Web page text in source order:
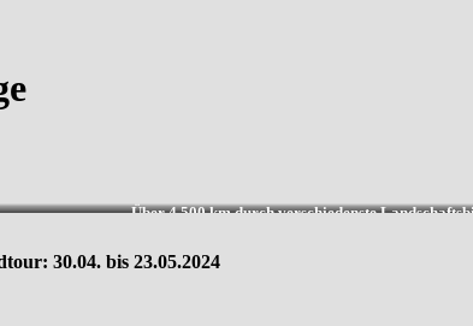
Über 4.500 km durch verschiedenste
30.04. bis 23.05.2024